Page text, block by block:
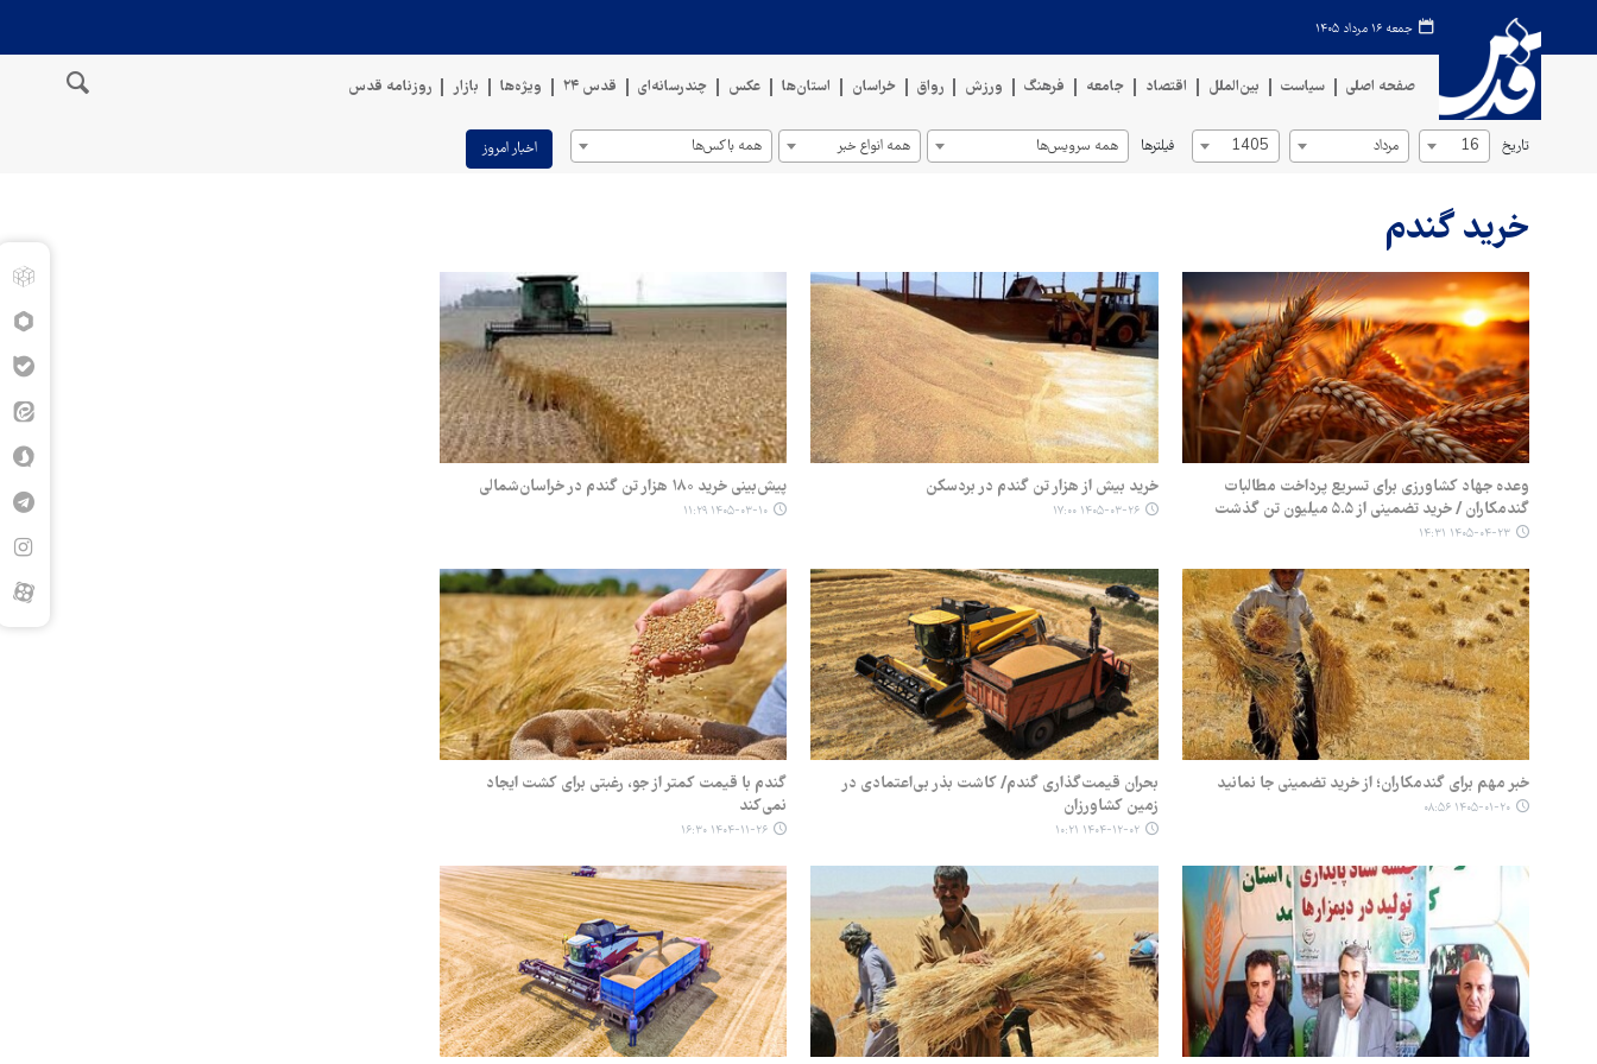
جمعه ۱۶ مرداد ۱۴۰۵
صفحه اصلی سیاست بین‌الملل اقتصاد جامعه فرهنگ ورزش رواق خراسان استان‌ها عکس چندرسانه‌ای قدس ۲۴ ویژه‌ها بازار روزنامه قدس
تاریخ 16 مرداد 1405 فیلترها همه سرویس‌ها همه انواع خبر همه باکس‌ها اخبار امروز
خرید گندم
وعده جهاد کشاورزی برای تسریع پرداخت مطالبات
گندمکاران / خرید تضمینی از ۵.۵ میلیون تن گذشت
۱۴۰۵-۰۴-۲۳ ۱۴:۳۱
خرید بیش از هزار تن گندم در بردسکن
۱۴۰۵-۰۳-۲۶ ۱۷:۰۰
پیش‌بینی خرید ۱۸۰ هزار تن گندم در خراسان‌شمالی
۱۴۰۵-۰۳-۱۰ ۱۱:۲۹
خبر مهم برای گندمکاران؛ از خرید تضمینی جا نمانید
۱۴۰۵-۰۱-۲۰ ۰۸:۵۶
بحران قیمت‌گذاری گندم/ کاشت بذر بی‌اعتمادی در
زمین کشاورزان
۱۴۰۴-۱۲-۰۲ ۱۰:۲۱
گندم با قیمت کمتر از جو، رغبتی برای کشت ایجاد
نمی‌کند
۱۴۰۴-۱۱-۲۶ ۱۶:۳۰